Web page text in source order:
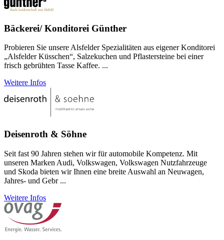
Bäckerei/ Konditorei Günther
Probieren Sie unsere Alsfelder Spezialitäten aus eigener Konditorei
„Alsfelder Küsschen“, Salzekuchen und Pflastersteine bei einer
frisch gebrühten Tasse Kaffee. ...
Weitere Infos
Deisenroth & Söhne
Seit fast 90 Jahren stehen wir für automobile Kompetenz. Mit
unseren Marken Audi, Volkswagen, Volkswagen Nutzfahrzeuge
und Skoda bieten wir Ihnen eine breite Auswahl an Neuwagen,
Jahres- und Gebr ...
Weitere Infos